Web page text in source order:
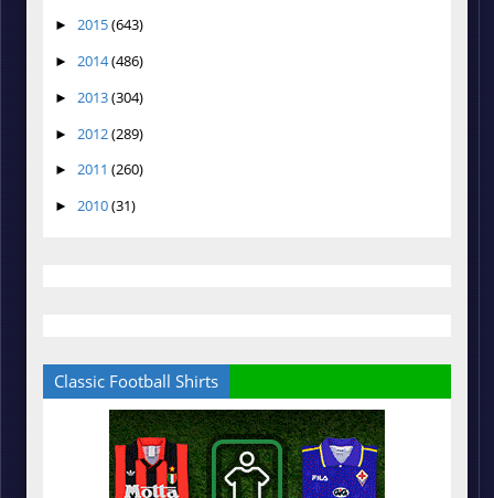
► 2015(643)
► 2014(486)
► 2013(304)
► 2012(289)
► 2011 (260)
► 2010(31)
Classic Football Shirts